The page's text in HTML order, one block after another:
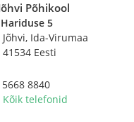
Põhikool
Hariduse 5
Ida-Virumaa
Eesti
8840
Kõik telefonid